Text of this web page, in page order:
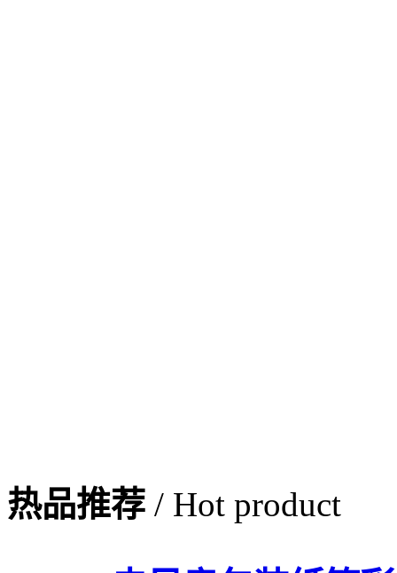
热品推荐 / Hot product